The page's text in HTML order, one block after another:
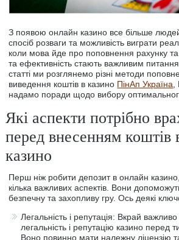
З появою онлайн казино все більше
спосіб розваги та можливість виграти
коли мова йде про поповнення рахунку
та ефективність стають важливим
статті ми розглянемо різні методи
виведення коштів в казино ПінАп Україна
надамо поради щодо вибору
Які аспекти потрібно
перед внесенням коштів
казино
Перш ніж робити депозит в онлайн
кілька важливих аспектів. Вони
безпечну та захопливу гру. Ось деякі
Легальність і репутація: Вкрай
легальність і репутацію казино перед
Воно повинно мати належну ліцензію